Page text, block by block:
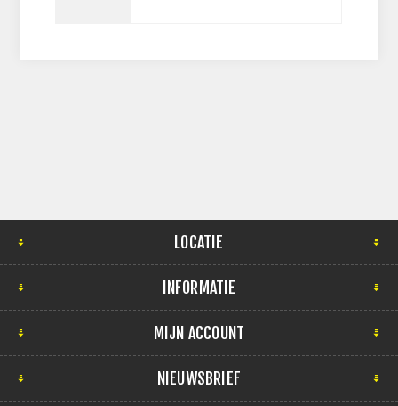
LOCATIE
INFORMATIE
MIJN ACCOUNT
NIEUWSBRIEF